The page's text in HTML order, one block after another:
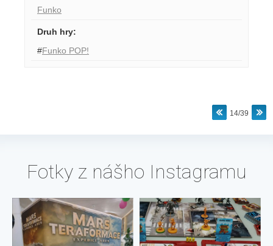
Funko
Druh hry:
#Funko POP!
14/39
Fotky z nášho Instagramu